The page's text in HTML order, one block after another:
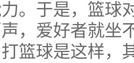
。于是，篮球
，爱好者就坐
篮球是这样，